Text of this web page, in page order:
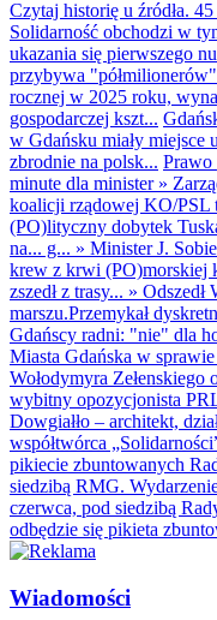
Czytaj historię u źródła.
Solidarność obchodzi w
ukazania się pierwszego
przybywa
rocznej w 2025 roku,
gospodarczej kszt...
w Gdańsku miały miejsce
zbrodnie na polsk...
minute dla minister»
koalicji rządowej KO/PSL
(PO)lityczny dobytek
na... g... » Minister J.
krew z krwi (PO)morskiej
zszedł z trasy... » Odszedł
marszu.Przemykał
Gdańscy radni: "nie" dla
Miasta Gdańska w
Wołodymyra Zełenskiego
wybitny opozycjonista
Dowgiałło – architekt,
współtwórca
pikiecie zbuntowanych
siedzibą RMG.
czerwca, pod siedzibą
odbędzie się pikieta
Wiadomości